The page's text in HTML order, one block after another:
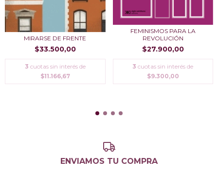
MIRARSE DE FRENTE
$33.500,00
3 cuotas sin interés de
$11.166,67
FEMINISMOS PARA LA
REVOLUCIÓN
$27.900,00
3 cuotas sin interés de
$9.300,00
ENVIAMOS TU COMPRA